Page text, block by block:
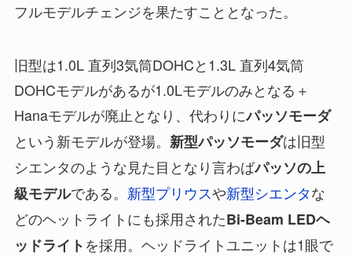
フルモデルチェンジを果たすこととなった。
旧型は1.0L 直列3気筒DOHCと1.3L 直列4気筒
DOHCモデルがあるが1.0Lモデルのみとなる＋
Hanaモデルが廃止となり、代わりにパッソモーダ
という新モデルが登場。 新型パッソモーダは旧型
シエンタのような見た目となり言わばパッソの上
級モデルである。 新型プリウスや新型シエンタな
どのヘットライトにも採用されたBi-Beam LEDヘ
ッドライトを採用。ヘッドライトユニットは1眼で